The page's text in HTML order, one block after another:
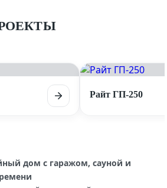
Райт ГП-250
дом с гаражом, сауной и